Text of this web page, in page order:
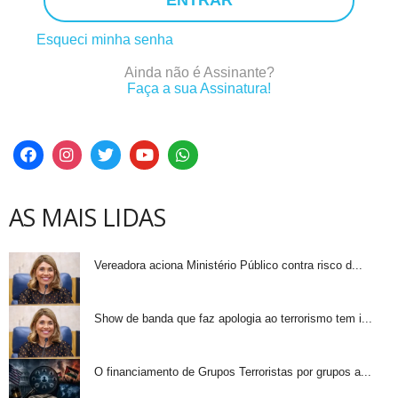
Esqueci minha senha
Ainda não é Assinante?
Faça a sua Assinatura!
AS MAIS LIDAS
Vereadora aciona Ministério Público contra risco d...
Show de banda que faz apologia ao terrorismo tem i...
O financiamento de Grupos Terroristas por grupos a...